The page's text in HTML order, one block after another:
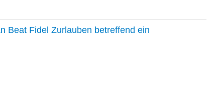
Beat Fidel Zurlauben betreffend ein